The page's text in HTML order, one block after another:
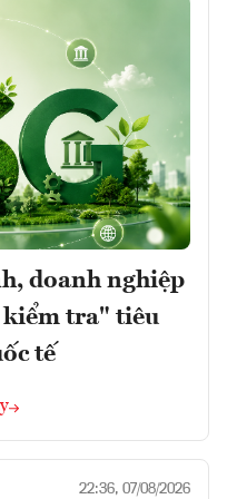
doanh nghiệp
tra" tiêu
tế
22:36, 07/08/2026